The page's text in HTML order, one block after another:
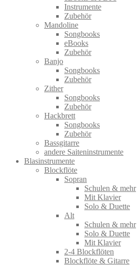
Instrumente
Zubehör
Mandoline
Songbooks
eBooks
Zubehör
Banjo
Songbooks
Zubehör
Zither
Songbooks
Zubehör
Hackbrett
Songbooks
Zubehör
Bassgitarre
andere Saiteninstrumente
Blasinstrumente
Blockflöte
Sopran
Schulen & mehr
Mit Klavier
Solo & Duette
Alt
Schulen & mehr
Solo & Duette
Mit Klavier
2-4 Blockflöten
Blockflöte & Gitarre